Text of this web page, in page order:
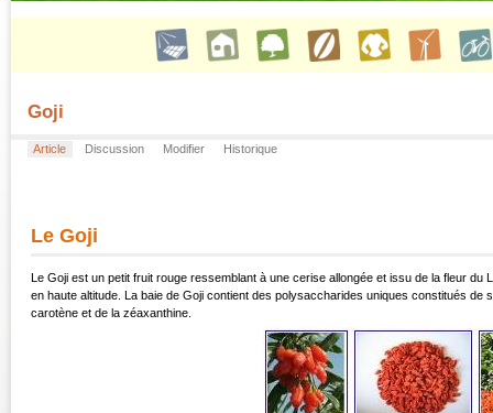
Goji
Article Discussion Modifier Historique
Le Goji
Le Goji est un petit fruit rouge ressemblant à une cerise allongée et issu de la fleur
en haute altitude. La baie de Goji contient des polysaccharides uniques constitués
carotène et de la zéaxanthine.